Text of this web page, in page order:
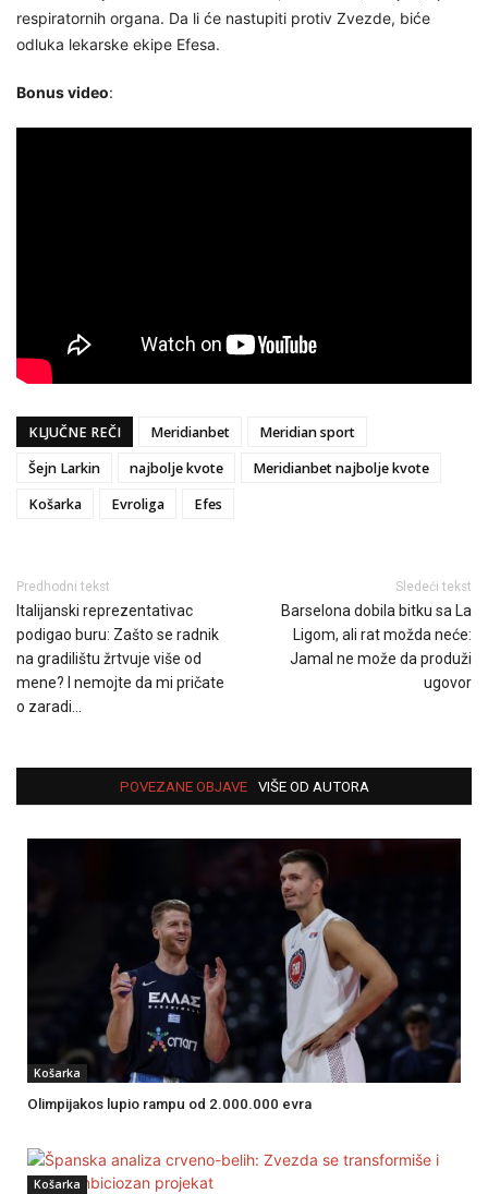
respiratornih organa. Da li će nastupiti protiv Zvezde, biće
odluka lekarske ekipe Efesa.
Bonus video:
KLJUČNE REČI Meridianbet
Meridian sport
Šejn Larkin
najbolje kvote
Meridianbet najbolje kvote
Košarka
Evroliga Efes
Predhodni tekst
Italijanski reprezentativac
podigao buru: Zašto se radnik
na gradilištu žrtvuje više od
mene? I nemojte da mi pričate
o zaradi…
Sledeći tekst
Barselona dobila bitku sa La
Ligom, ali rat možda neće:
Jamal ne može da produži
ugovor
POVEZANE OBJAVE VIŠE OD AUTORA
Košarka
Olimpijakos lupio rampu od 2.000.000 evra
Košarka